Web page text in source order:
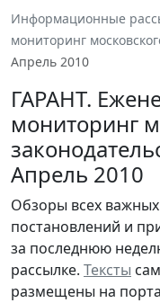
Информационные
мониторинг
Апрель 2010
ГАРАНТ.
мониторинг
Апрель 2010
Обзоры всех
постановлений и
за последнюю
рассылке. Тексты
размещены на